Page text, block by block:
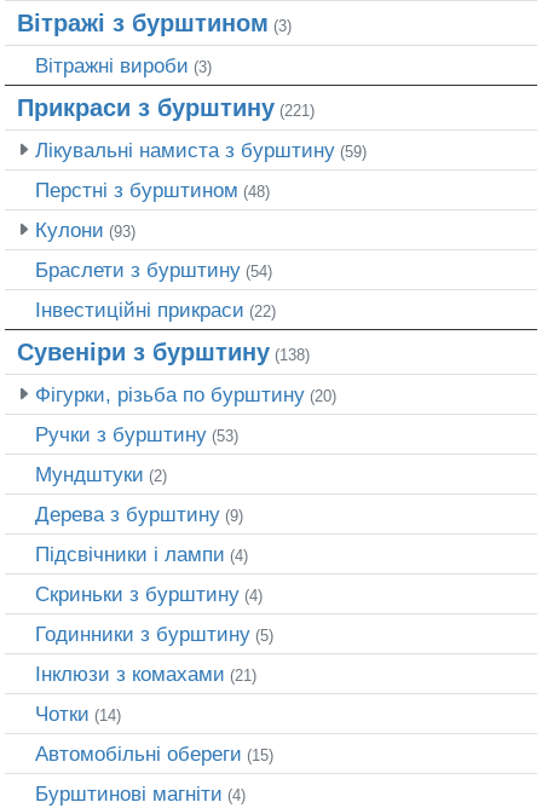
Вітражі з бурштином (3)
Вітражні вироби (3)
Прикраси з бурштину (221)
Лікувальні намиста з бурштину (59)
Перстні з бурштином (48)
Кулони (93)
Браслети з бурштину (54)
Інвестиційні прикраси (22)
Сувеніри з бурштину (138)
Фігурки, різьба по бурштину (20)
Ручки з бурштину (53)
Мундштуки (2)
Дерева з бурштину (9)
Підсвічники і лампи (4)
Скриньки з бурштину (4)
Годинники з бурштину (5)
Інклюзи з комахами (21)
Чотки (14)
Автомобільні обереги (15)
Бурштинові магніти (4)